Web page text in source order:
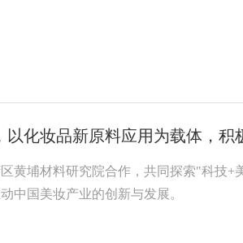
以化妆品新原料应用为载体，积
黄埔材料研究院合作，共同探索"科技
中国美妆产业的创新与发展。